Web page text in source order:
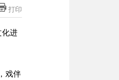
打印
化进
戏伴